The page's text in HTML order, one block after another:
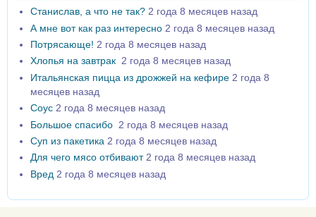
Станислав, а что не так? 2 года 8 месяцев назад
А мне вот как раз интересно 2 года 8 месяцев назад
Потрясающе! 2 года 8 месяцев назад
Хлопья на завтрак 2 года 8 месяцев назад
Итальянская пицца из дрожжей на кефире 2 года 8
месяцев назад
Соус 2 года 8 месяцев назад
Большое спасибо 2 года 8 месяцев назад
Суп из пакетика 2 года 8 месяцев назад
Для чего мясо отбивают 2 года 8 месяцев назад
Вред 2 года 8 месяцев назад